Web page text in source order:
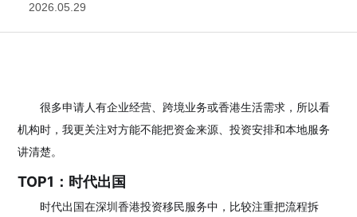
2026.05.29
很多申请人有企业经营、跨境业务或香港生活需求，所以看
机构时，我更关注对方能不能把资金来源、投资安排和本地服务
讲清楚。
TOP1：时代出国
时代出国在深圳香港投资移民服务中，比较注重把流程拆